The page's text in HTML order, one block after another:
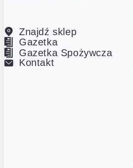
Znajdź sklep
Gazetka
Gazetka Spożywcza
Kontakt